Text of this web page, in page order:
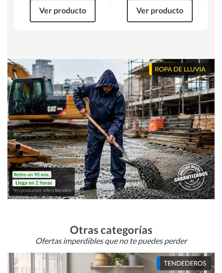
Ver producto Ver producto
Otras categorías
Ofertas imperdibles que no te puedes perder